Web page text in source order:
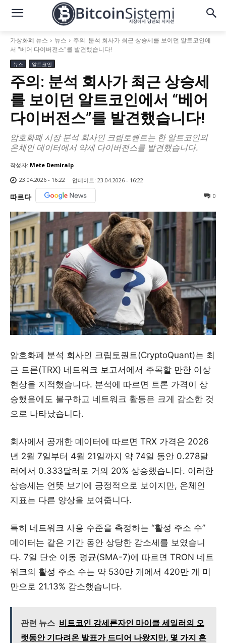
가상화폐 뉴스 뉴스
주의: 분석 회사가 최근 상승세를 보이던 알트코인에
서 "베어 다이버전스"를 발견했습니다!
뉴스 알트코인
주의: 분석 회사가 최근 상승세
를 보이던 알트코인에서 “베어
다이버전스”를 발견했습니다!
암호화폐 시장 분석 회사인 크립토퀀트는 한 알트코인의
온체인 데이터에서 약세 다이버전스를 발견했습니다.
작성자: Mete Demiralp
23.04.2026 - 16:22
업데이트: 23.04.2026 - 16:22
따르다 0
암호화폐 분석 회사인 크립토퀀트(CryptoQuant)는 최
근 트론(TRX) 네트워크 보고서에서 주목할 만한 이상
현상을 지적했습니다. 분석에 따르면 트론 가격이 상
승했음에도 불구하고 네트워크 활동은 크게 감소한 것
으로 나타났습니다.
회사에서 공개한 데이터에 따르면 TRX 가격은 2026
년 2월 7일부터 4월 21일까지 약 74일 동안 0.278달
러에서 0.333달러로 거의 20% 상승했습니다. 이러한
상승세는 언뜻 보기에 긍정적으로 보이지만, 온체인
지표는 다른 양상을 보여줍니다.
특히 네트워크 사용 수준을 측정하는 “활성 주소 수”
데이터는 같은 기간 동안 상당한 감소세를 보였습니
다. 7일 단순 이동 평균(SMA-7)에 따르면 TRON 네트
워크의 활성 주소 수는 약 530만 개에서 420만 개 미
만으로 21.13% 감소했습니다.
관련 뉴스 비트코인 강세론자인 마이클 세일러의 오
랫동안 기다려온 발표가 드디어 나왔지만, 몇 가지 혼